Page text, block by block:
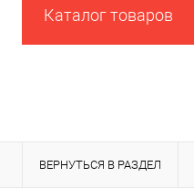
Каталог товаров
ВЕРНУТЬСЯ В РАЗДЕЛ